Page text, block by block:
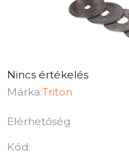
A
termék
értékelése
5-
Nincs értékelés
Márka:Triton
Elérhetőség
Kód: